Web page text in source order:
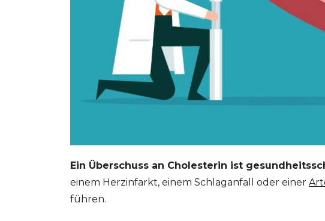
Ein Überschuss an Cholesterin ist
einem Herzinfarkt, einem Schlaganfall oder einer
führen.